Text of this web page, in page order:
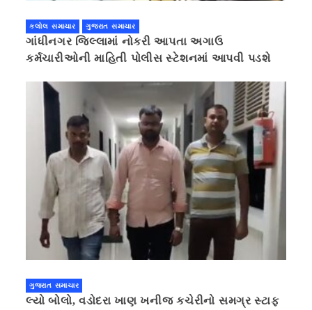
કલોલ સમાચાર ગુજરાત સમાચાર
ગાંધીનગર જિલ્લામાં નોકરી આપતા અગાઉ
કર્મચારીઓની માહિતી પોલીસ સ્ટેશનમાં આપવી પડશે
ગુજરાત સમાચાર
લ્યો બોલો, વડોદરા ખાણ ખનીજ કચેરીનો સમગ્ર સ્ટાફ